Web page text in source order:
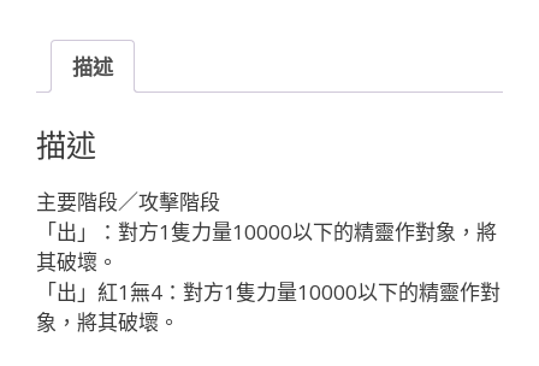
Ｌ
Ｖ
Ｉ
Ｔ
－
Ｂ
Ｅ
Ａ
Ｔ
Ｊ
描述
描述
主要階段／攻擊階段
「出」：對方1隻力量10000以下的精靈作對象，將
其破壞。
「出」紅1無4：對方1隻力量10000以下的精靈作對
象，將其破壞。